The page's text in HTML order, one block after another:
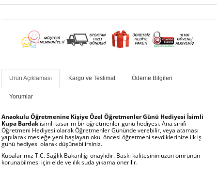
Ürün Açıklaması Kargo ve Teslimat Ödeme Bilgileri
Yorumlar
Anaokulu Öğretmenine Kişiye Özel Öğretmenler Günü Hediyesi İsimli
Kupa Bardakisimli tasarım bir öğretmenler günü hediyesi. Ana sınıfı
Öğretmeni Hediyesi olarak Öğretmenler Gününde verebilir, veya ataması
yapılarak mesleğe yeni başlayan okul öncesi öğretmeni sevdiklerinize ilk iş
günü hediyesi olarak düşünebilirsiniz.
Kupalarımız T.C. Sağlık Bakanlığı onaylıdır. Baskı kalitesinin uzun ömrünün
korunabilmesi için elde ve ılık suda yıkama önerilir.